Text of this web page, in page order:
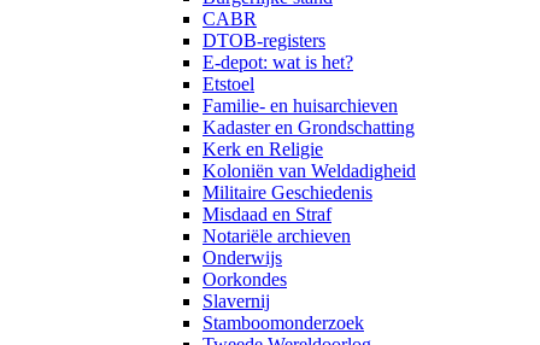
CABR
DTOB-registers
E-depot: wat is het?
Etstoel
Familie- en huisarchieven
Kadaster en Grondschatting
Kerk en Religie
Koloniën van Weldadigheid
Militaire Geschiedenis
Misdaad en Straf
Notariële archieven
Onderwijs
Oorkondes
Slavernij
Stamboomonderzoek